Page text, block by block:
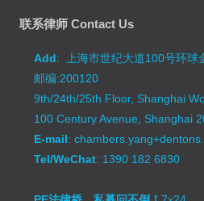
联系律师 Contact Us
Add: 上海市世纪大道100号环球
邮编:200120
9th/24th/25th Floor, Shanghai
100 Century Avenue, Shanghai
E-mail:
Tel/WeChat: 1390 182 6830
PE法律桥，私募问不倒！7x24